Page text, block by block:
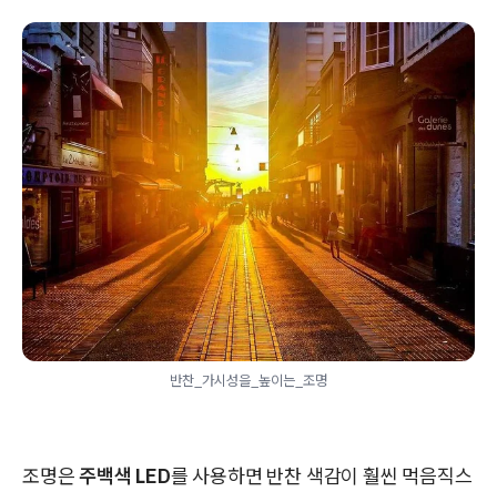
반찬_가시성을_높이는_조명
조명은주백색 LED를 사용하면 반찬 색감이 훨씬 먹음직스